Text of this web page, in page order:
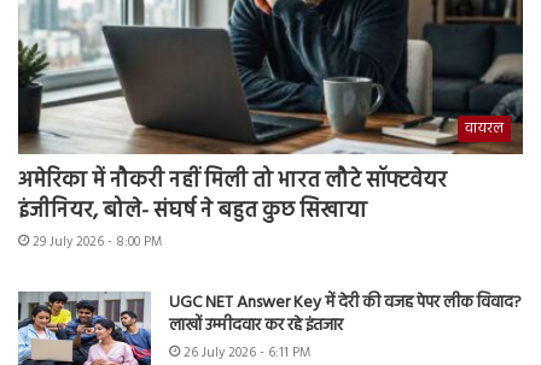
वायरल
अमेरिका में नौकरी नहीं मिली तो भारत लौटे सॉफ्टवेयर
इंजीनियर, बोले- संघर्ष ने बहुत कुछ सिखाया
29 July 2026 - 8:00 PM
UGC NET Answer Key में देरी की वजह पेपर लीक विवाद?
लाखों उम्मीदवार कर रहे इंतजार
26 July 2026 - 6:11 PM